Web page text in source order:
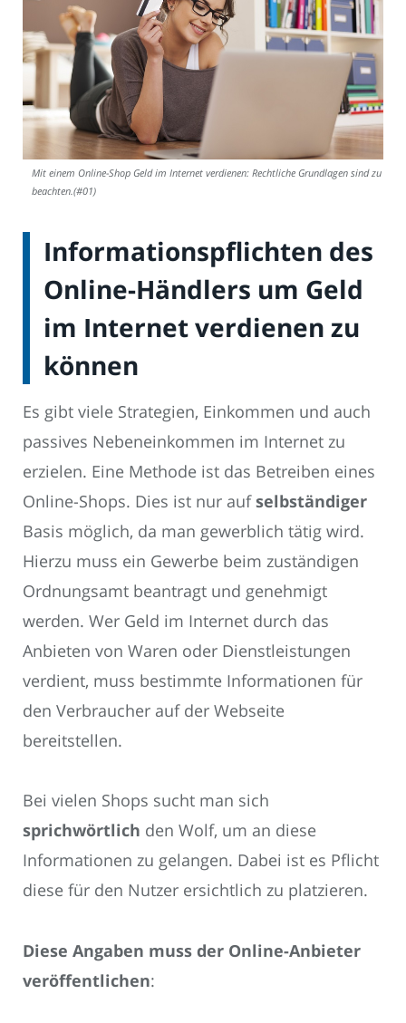
Mit einem Online-Shop Geld im Internet verdienen: Rechtliche Grundlagen sind zu
beachten.(#01)
Informationspflichten des
Online-Händlers um Geld
im Internet verdienen zu
können
Es gibt viele Strategien, Einkommen und auch
passives Nebeneinkommen im Internet zu
erzielen. Eine Methode ist das Betreiben eines
Online-Shops. Dies ist nur aufselbständiger
Basis möglich, da man gewerblich tätig wird.
Hierzu muss ein Gewerbe beim zuständigen
Ordnungsamt beantragt und genehmigt
werden. Wer Geld im Internet durch das
Anbieten von Waren oder Dienstleistungen
verdient, muss bestimmte Informationen für
den Verbraucher auf der Webseite
bereitstellen.
Bei vielen Shops sucht man sich
sprichwörtlich den Wolf, um an diese
Informationen zu gelangen. Dabei ist es Pflicht
diese für den Nutzer ersichtlich zu platzieren.
Diese Angaben muss der Online-Anbieter
veröffentlichen: